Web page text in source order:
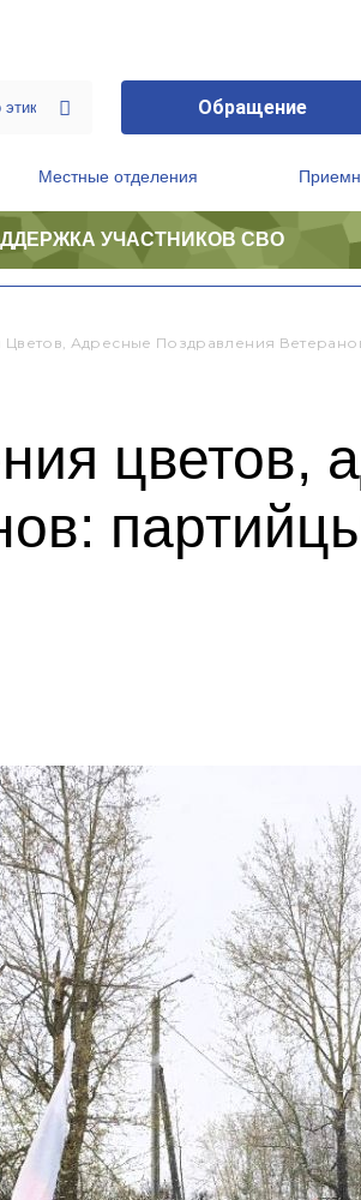
Обращение
Местные отделения
УЧАСТНИКОВ СВО
Адресные Поздравления
цветов,